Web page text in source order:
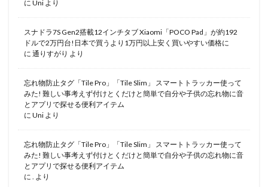
に Uni より
スナドラ7S Gen2搭載12インチタブ Xiaomi「POCO Pad」が約192
ドルで2万円台!日本で買うより1万円以上安く買いやすい価格に
に 通りすがり より
忘れ物防止タグ「Tile Pro」「Tile Slim」 スマートトラッカー使って
みた! 難しい事考えず付けとくだけと簡単で自分や子供の忘れ物に音
とアプリで探せる便利アイテム
に Uni より
忘れ物防止タグ「Tile Pro」「Tile Slim」 スマートトラッカー使って
みた! 難しい事考えず付けとくだけと簡単で自分や子供の忘れ物に音
とアプリで探せる便利アイテム
に . より